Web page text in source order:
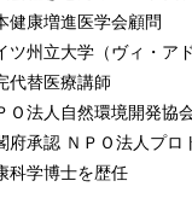
健康増進医学会顧問
ツ州立大学（ヴィ・ア
代替医療講師
Ｏ法人自然環境開発協
府承認 ＮＰＯ法人プ
科学博士を歴任